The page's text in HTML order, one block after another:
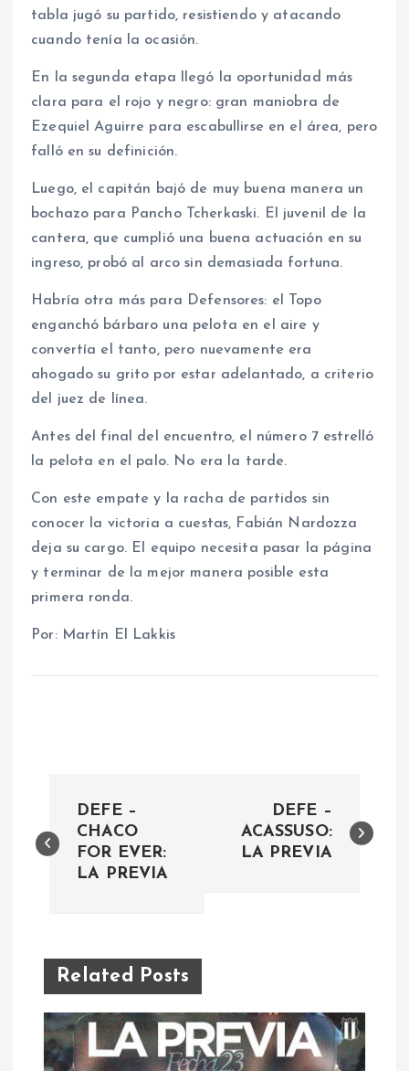
tabla jugó su partido, resistiendo y atacando
cuando tenía la ocasión.
En la segunda etapa llegó la oportunidad más
clara para el rojo y negro: gran maniobra de
Ezequiel Aguirre para escabullirse en el área, pero
falló en su definición.
Luego, el capitán bajó de muy buena manera un
bochazo para Pancho Tcherkaski. El juvenil de la
cantera, que cumplió una buena actuación en su
ingreso, probó al arco sin demasiada fortuna.
Habría otra más para Defensores: el Topo
enganchó bárbaro una pelota en el aire y
convertía el tanto, pero nuevamente era
ahogado su grito por estar adelantado, a criterio
del juez de línea.
Antes del final del encuentro, el número 7 estrelló
la pelota en el palo. No era la tarde.
Con este empate y la racha de partidos sin
conocer la victoria a cuestas, Fabián Nardozza
deja su cargo. El equipo necesita pasar la página
y terminar de la mejor manera posible esta
primera ronda.
Por: Martín El Lakkis
a
a
DEFE –
CHACO
FOR EVER:
LA PREVIA
DEFE –
ACASSUSO:
LA PREVIA
Related Posts